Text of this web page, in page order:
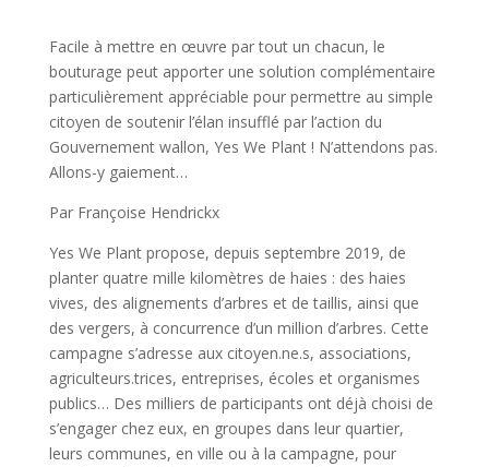
Facile à mettre en œuvre par tout un chacun, le
bouturage peut apporter une solution complémentaire
particulièrement appréciable pour permettre au simple
citoyen de soutenir l’élan insufflé par l’action du
Gouvernement wallon, Yes We Plant ! N’attendons pas.
Allons-y gaiement…
Par Françoise Hendrickx
Yes We Plant propose, depuis septembre 2019, de
planter quatre mille kilomètres de haies : des haies
vives, des alignements d’arbres et de taillis, ainsi que
des vergers, à concurrence d’un million d’arbres. Cette
campagne s’adresse aux citoyen.ne.s, associations,
agriculteurs.trices, entreprises, écoles et organismes
publics… Des milliers de participants ont déjà choisi de
s’engager chez eux, en groupes dans leur quartier,
leurs communes, en ville ou à la campagne, pour